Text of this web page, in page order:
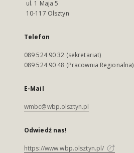
ul. 1 Maja 5
10-117 Olsztyn
Telefon
089 524 90 32 (sekretariat)
089 524 90 48 (Pracownia Regionalna)
E-Mail
wmbc@wbp.olsztyn.pl
Odwiedź nas!
https://www.wbp.olsztyn.pl/